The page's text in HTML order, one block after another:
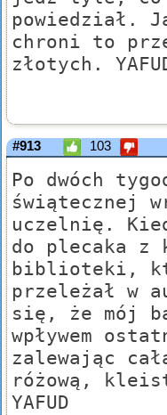
powiedział.
chroni to
złotych.
#913 103
Po dwóch
świątecznej
uczelnię.
do plecaka z
biblioteki,
przeleżał w
się, że mój
wpływem
zalewając
różową,
YAFUD